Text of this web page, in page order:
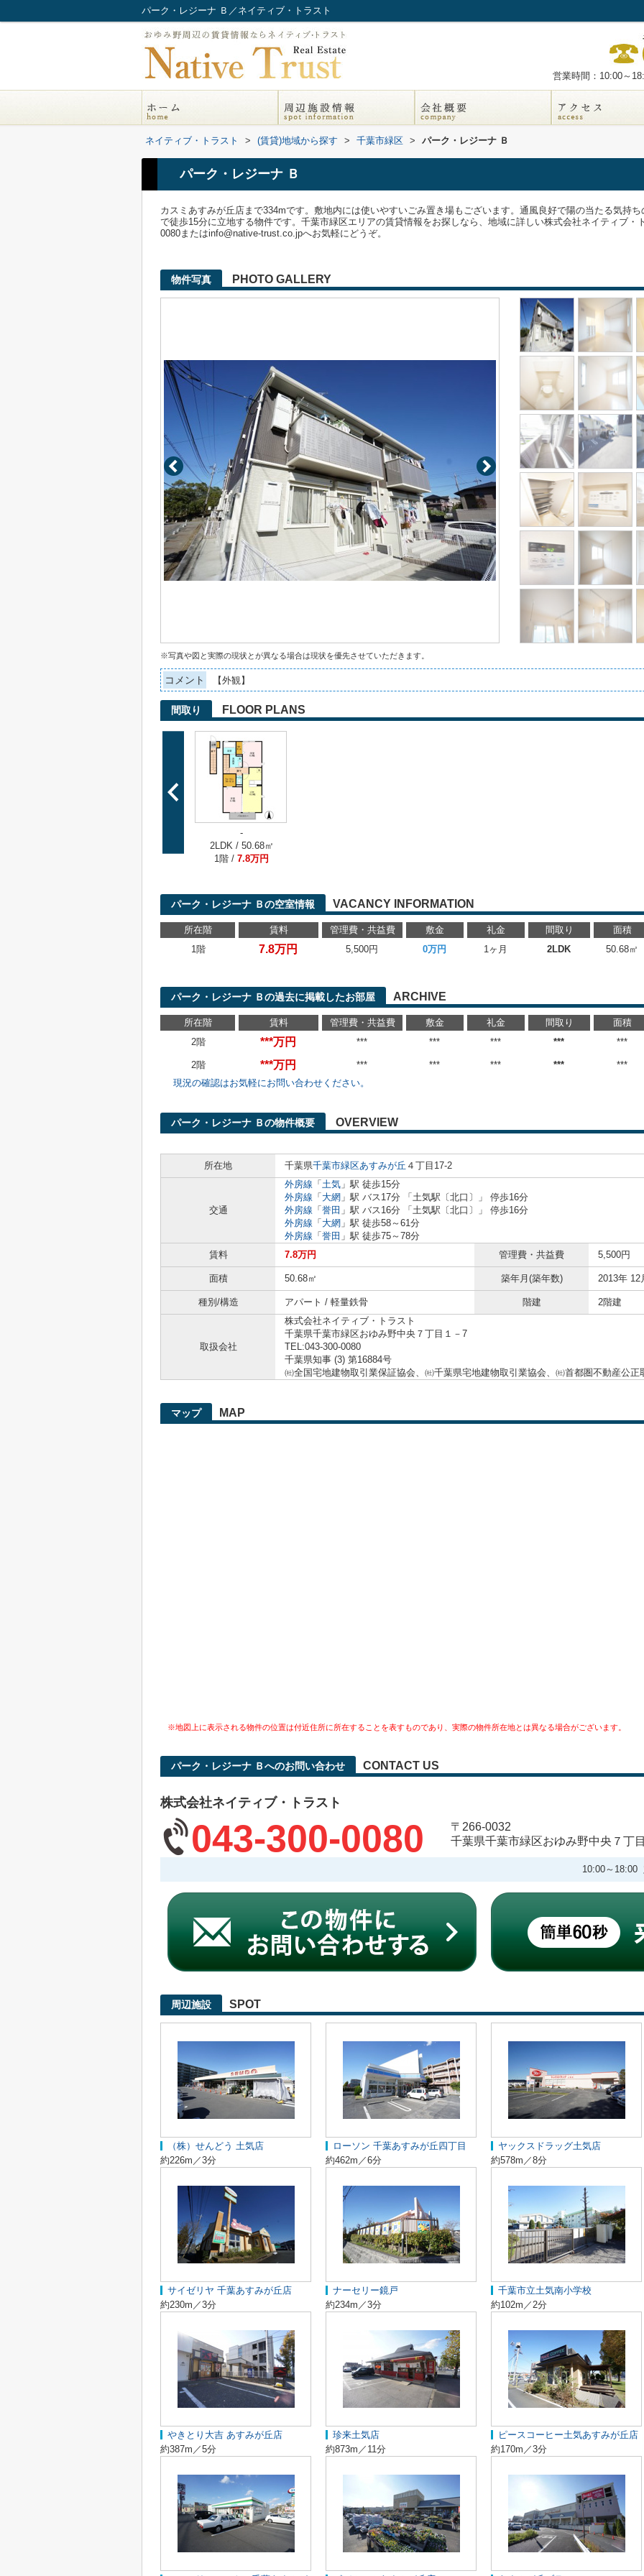
パーク・レジーナ Ｂ／ネイティブ・トラスト
営業時間：10:00～
ネイティブ・トラスト > (賃貸)地域から探す > 千葉市緑区 > パーク・レジーナ Ｂ
パーク・レジーナ Ｂ
カスミあすみが丘店まで334mです。敷地内には使いやすいごみ置き場もございます。通風良好で陽の当たる気持
で徒歩15分に立地する物件です。千葉市緑区エリアの賃貸情報をお探しなら、地域に詳しい株式会社ネイティブ・
0080またはinfo@native-trust.co.jpへお気軽にどうぞ。
物件写真 PHOTO GALLERY
※写真や図と実際の現状とが異なる場合は現状を優先させていただきます。
コメント 【外観】
間取り FLOOR PLANS
-
2LDK / 50.68㎡
1階 / 7.8万円
パーク・レジーナ Ｂの空室情報 VACANCY INFORMATION
所在階 賃料 管理費・共益費 敷金 礼金 間取り 面積
1階
7.8万円 5,500円 0万円 1ヶ月 2LDK 50.68㎡
パーク・レジーナ Ｂの過去に掲載したお部屋 ARCHIVE
所在階 賃料 管理費・共益費 敷金 礼金 間取り 面積
2階
***万円 *** *** *** *** ***
2階 ***万円 *** *** *** *** ***
現況の確認はお気軽にお問い合わせください。
パーク・レジーナ Ｂの物件概要 OVERVIEW
所在地
千葉県千葉市緑区あすみが丘 ４丁目17-2
交通
外房線 「 土気 」駅 徒歩15分
外房線 「 大網 」駅 バス17分 「土気駅〔北口〕」 停歩16分
外房線 「 誉田 」駅 バス16分 「土気駅〔北口〕」 停歩16分
外房線 「 大網 」駅 徒歩58～61分
外房線 「 誉田 」駅 徒歩75～78分
賃料
7.8万円 管理費・共益費 5,500円
面積 50.68㎡ 築年月(築年数) 2013年 12
種別/構造 アパート / 軽量鉄骨 階建 2階建
取扱会社
株式会社ネイティブ・トラスト
千葉県千葉市緑区おゆみ野中央７丁目１－7
TEL:043-300-0080
千葉県知事 (3) 第16884号
㈳全国宅地建物取引業保証協会、㈳千葉県宅地建物取引業協会、㈳首都圏不動産公正
マップ MAP
※地図上に表示される物件の位置は付近住所に所在することを表すものであり、実際の物件所在地とは異なる場合がございます。
パーク・レジーナ Ｂへのお問い合わせ CONTACT US
株式会社ネイティブ・トラスト
043-300-0080
〒266-0032
千葉県千葉市緑区おゆみ野中央７丁
10:00～18:00
周辺施設 SPOT
（株）せんどう 土気店
約226m／3分
ローソン 千葉あすみが丘四丁目
約462m／6分
ヤックスドラッグ土気店
約578m／8分
サイゼリヤ 千葉あすみが丘店
約230m／3分
ナーセリー鏡戸
約234m／3分
千葉市立土気南小学校
約102m／2分
やきとり大吉 あすみが丘店
約387m／5分
珍来土気店
約873m／11分
ピースコーヒー土気あすみが丘店
約170m／3分